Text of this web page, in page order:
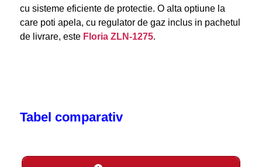
cu sisteme eficiente de protectie. O alta optiune la
care poti apela, cu regulator de gaz inclus in pachetul
de livrare, este Floria ZLN-1275.
Tabel comparativ